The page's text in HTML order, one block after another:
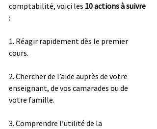
comptabilité, voici les 10 actions à suivre
:
1. Réagir rapidement dès le premier
cours.
2. Chercher de l’aide auprès de votre
enseignant, de vos camarades ou de
votre famille.
3. Comprendre l’utilité de la